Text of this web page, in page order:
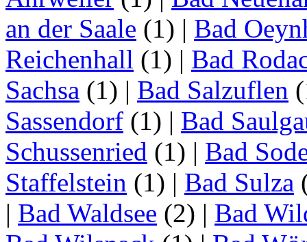
an der Saale (1) | Bad
Reichenhall (1) | Bad
Sachsa (1) | Bad Salzuflen
Sassendorf (1) | Bad
Schussenried (1) | Bad
Staffelstein (1) | Bad Sulza
| Bad Waldsee (2) | Bad